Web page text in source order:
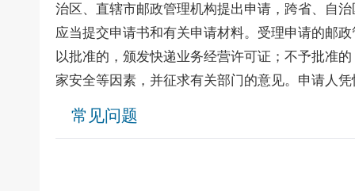
治区、直辖市邮政管理机构提出申请，跨省、自
应当提交申请书和有关申请材料。受理申请的邮
以批准的，颁发快递业务经营许可证；不予批准
家安全等因素，并征求有关部门的意见。申请人
常见问题